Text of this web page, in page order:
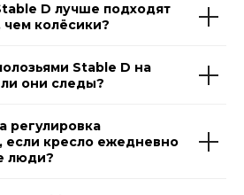
D лучше подходят
колёсики?
Stable D на
они следы?
регулировка
если кресло ежедневно
люди?